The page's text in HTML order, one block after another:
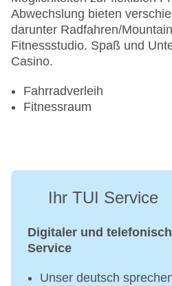
Abwechslung bieten
darunter Radfahren/
Fitnessstudio. Spaß und
Casino.
Fahrradverleih
Fitnessraum
Ihr TUI Service
Digitaler und
Service
Unser deutsch